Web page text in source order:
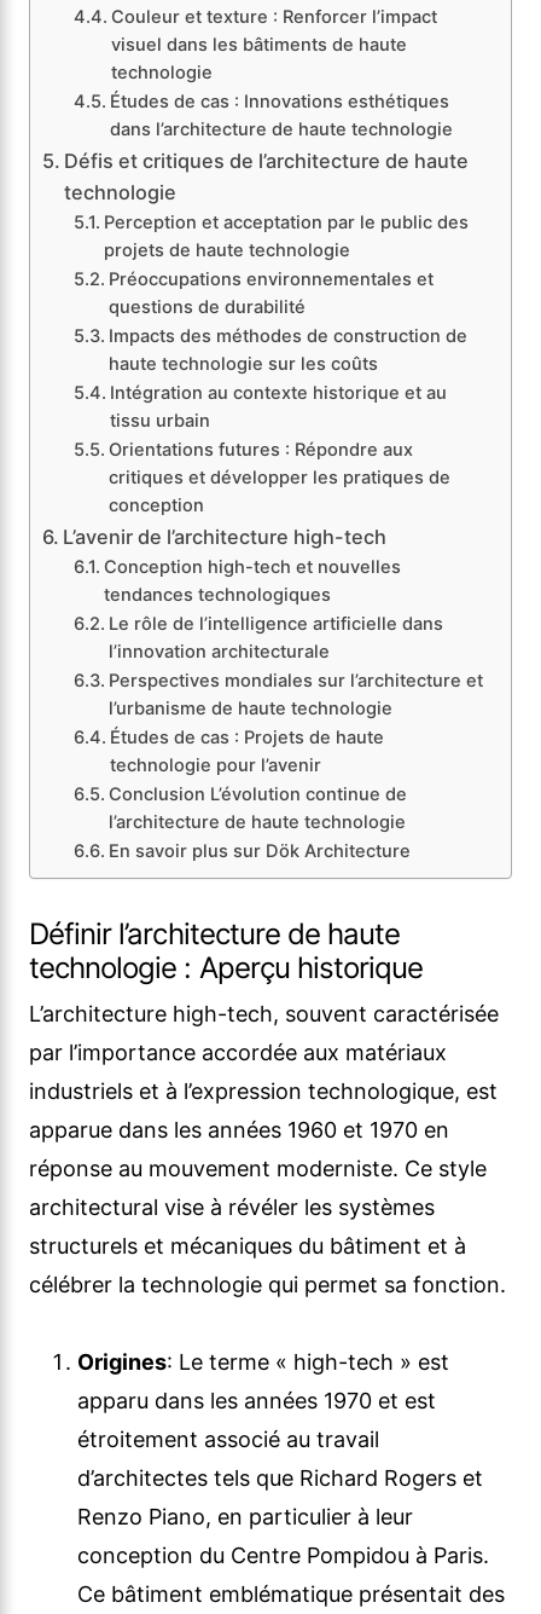
Couleur et texture : Renforcer l’impact
visuel dans les bâtiments de haute
technologie
Études de cas : Innovations esthétiques
dans l’architecture de haute technologie
Défis et critiques de l’architecture de haute
technologie
Perception et acceptation par le public des
projets de haute technologie
Préoccupations environnementales et
questions de durabilité
Impacts des méthodes de construction de
haute technologie sur les coûts
Intégration au contexte historique et au
tissu urbain
Orientations futures : Répondre aux
critiques et développer les pratiques de
conception
L’avenir de l’architecture high-tech
Conception high-tech et nouvelles
tendances technologiques
Le rôle de l’intelligence artificielle dans
l’innovation architecturale
Perspectives mondiales sur l’architecture et
l’urbanisme de haute technologie
Études de cas : Projets de haute
technologie pour l’avenir
Conclusion L’évolution continue de
l’architecture de haute technologie
En savoir plus sur Dök Architecture
Définir l’architecture de haute
technologie : Aperçu historique
L’architecture high-tech, souvent caractérisée
par l’importance accordée aux matériaux
industriels et à l’expression technologique, est
apparue dans les années 1960 et 1970 en
réponse au mouvement moderniste. Ce style
architectural vise à révéler les systèmes
structurels et mécaniques du bâtiment et à
célébrer la technologie qui permet sa fonction.
Origines: Le terme « high-tech » est
apparu dans les années 1970 et est
étroitement associé au travail
d’architectes tels que Richard Rogers et
Renzo Piano, en particulier à leur
conception du Centre Pompidou à Paris.
Ce bâtiment emblématique présentait des